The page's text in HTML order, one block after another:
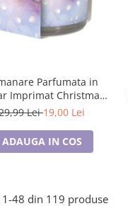
Parfumata in
Imprimat Christmas
22 Ore sn72s-01
Lei19,00 Lei
ADAUGA IN COS
1-48 din 119 produse